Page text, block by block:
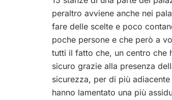
peraltro avviene anche nei
fare delle scelte e poco
poche persone e che però a
tutti il fatto che, un centro che
sicuro grazie alla presenza
sicurezza, per di più
hanno lamentato una più